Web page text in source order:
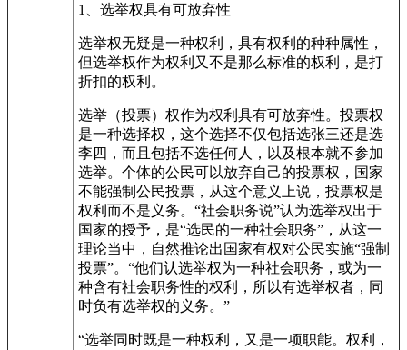
1、选举权具有可放弃性
选举权无疑是一种权利，具有权利的种种属性，
但选举权作为权利又不是那么标准的权利，是打
折扣的权利。
选举（投票）权作为权利具有可放弃性。投票权
是一种选择权，这个选择不仅包括选张三还是选
李四，而且包括不选任何人，以及根本就不参加
选举。个体的公民可以放弃自己的投票权，国家
不能强制公民投票，从这个意义上说，投票权是
权利而不是义务。“社会职务说”认为选举权出于
国家的授予，是“选民的一种社会职务”，从这一
理论当中，自然推论出国家有权对公民实施“强制
投票”。“他们认选举权为一种社会职务，或为一
种含有社会职务性的权利，所以有选举权者，同
时负有选举权的义务。”
“选举同时既是一种权利，又是一项职能。权利，